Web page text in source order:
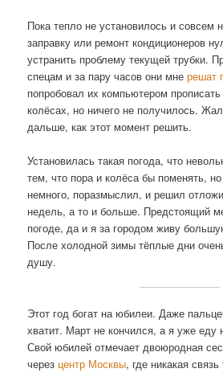
Пока тепло не установилось и совсем
заправку или ремонт кондиционеров
устранить проблему текущей трубки.
спецам и за пару часов они мнерешат
попробовал их компьютером
колёсах, но ничего не получилось.
дальше, как этот момент решить.
Установилась такая погода, что
тем, что пора и колёса бы поменять,
немного, поразмыслил, и решил
недель, а то и больше. Предстоящий
погоде, да и я за городом живу
После холодной зимы тёплые дни
душу.
Этот год богат на юбилеи. Даже
хватит. Март не кончился, а я уже еду
Свой юбилей отмечает двоюродная
через центр Москвы, где никакая